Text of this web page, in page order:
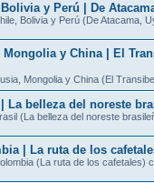
y Perú | De
Bolivia y Perú (De Atacama,
Mongolia y China | El
Mongolia y China (El
La belleza del noreste
(La belleza del noreste
| La ruta de los
(La ruta de los cafetales)